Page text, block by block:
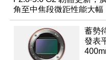
角至中焦段微距性能大幅
升級
蓄勢
發表